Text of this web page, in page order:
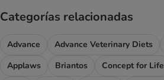
Categorías relacionadas
Advance Advance Veterinary Diets
Applaws
Briantos Concept for Life